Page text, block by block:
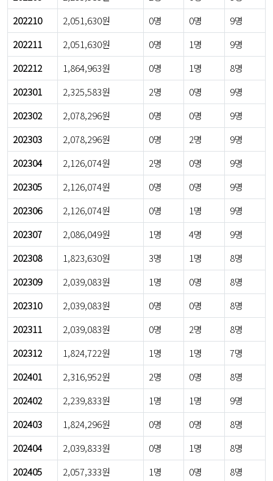
202210
2,051,630원 0명 0명
9명
202211
2,051,630원 0명 1명
9명
202212
1,864,963원 0명 1명
8명
202301
2,325,583원 2명 0명
9명
202302
2,078,296원 0명 0명
9명
202303
2,078,296원 0명 2명
9명
202304
2,126,074원 2명 0명
9명
202305
2,126,074원 0명 0명
9명
202306
2,126,074원 0명 1명
9명
202307
2,086,049원 1명 4명
9명
202308
1,823,630원 3명 1명
8명
202309
2,039,083원 1명 0명
8명
202310
2,039,083원 0명 0명
8명
202311
2,039,083원 0명 2명
8명
202312
1,824,722원 1명 1명
7명
202401
2,316,952원 2명 0명
8명
202402
2,239,833원 1명 1명
9명
202403
1,824,296원 0명 0명
8명
202404
2,039,833원 0명 1명
8명
202405
2,057,333원 1명 0명
8명